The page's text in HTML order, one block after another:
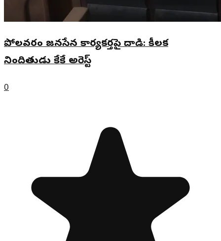
పోలవరం జనసేన కార్యకర్తపై దాడి: కీలక
నిందితుడు కేకే అరెస్ట్
0